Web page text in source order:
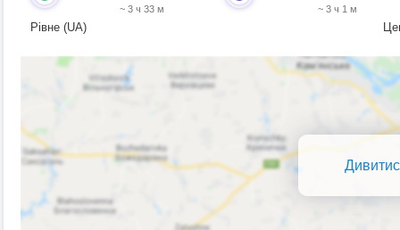
Рівне (UA)
~ 3 ч 33 м ~ 3 ч 1 м